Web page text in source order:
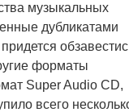
музыкальных
дубликатами
форматы
Super Audio CD,
всего